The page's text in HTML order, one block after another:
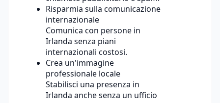
Risparmia sulla comunicazione
internazionale
Comunica con persone in
Irlanda senza piani
internazionali costosi.
Crea un'immagine
professionale locale
Stabilisci una presenza in
Irlanda anche senza un ufficio